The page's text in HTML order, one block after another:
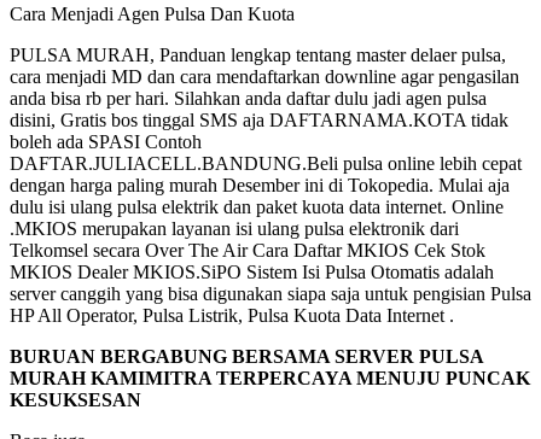
Cara Menjadi Agen Pulsa Dan Kuota
PULSA MURAH, Panduan lengkap tentang master delaer pulsa,
cara menjadi MD dan cara mendaftarkan downline agar pengasilan
anda bisa rb per hari. Silahkan anda daftar dulu jadi agen pulsa
disini, Gratis bos tinggal SMS aja DAFTARNAMA.KOTA tidak
boleh ada SPASI Contoh
DAFTAR.JULIACELL.BANDUNG.Beli pulsa online lebih cepat
dengan harga paling murah Desember ini di Tokopedia. Mulai aja
dulu isi ulang pulsa elektrik dan paket kuota data internet. Online
.MKIOS merupakan layanan isi ulang pulsa elektronik dari
Telkomsel secara Over The Air Cara Daftar MKIOS Cek Stok
MKIOS Dealer MKIOS.SiPO Sistem Isi Pulsa Otomatis adalah
server canggih yang bisa digunakan siapa saja untuk pengisian Pulsa
HP All Operator, Pulsa Listrik, Pulsa Kuota Data Internet .
BURUAN BERGABUNG BERSAMA SERVER PULSA
MURAH KAMIMITRA TERPERCAYA MENUJU PUNCAK
KESUKSESAN